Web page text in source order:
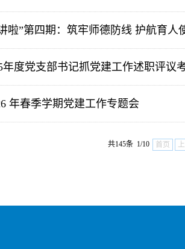
啦”第四期：筑牢师德防线 护航育人
年度党支部书记抓党建工作述职评议
年春季学期党建工作专题会
共145条 1/10 首页